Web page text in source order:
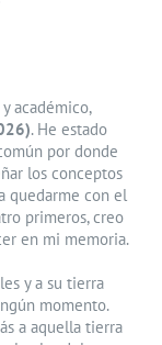
académico,
. He estado
por donde
los conceptos
quedarme con el
primeros, creo
en mi memoria.
y a su tierra
momento.
a aquella tierra